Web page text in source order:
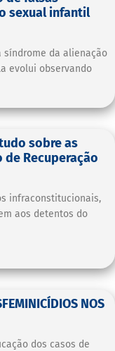
sexual infantil
síndrome da alienação
evolui observando
sobre as
Recuperação
infraconstitucionais,
aos detentos do
NOS
dos casos de